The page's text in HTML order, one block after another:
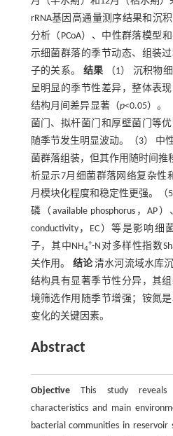
rRNA基因高通量测序结果和沉
分析（PCoA）、中性群落模型
示细菌群落的季节动态、组装
子的关系。 结果 （1） 沉积物
呈明显的季节性差异，整体表
结构月间差异显著（p<0.05）。
菌门、拟杆菌门和厚壁菌门等
随季节发生明显波动。（3） 中
菌群落组装，但其作用随时间推
析显示7月细菌群落网络复杂性
月模块化程度和稳定性更强。（
磷（available phosphorus，AP
conductivity，EC）等是影响
子，其中NH4
+-N对多样性指数
关作用。 结论清水河流域水库
结构具有显著季节性分异，其
境筛选作用随季节增强；铵氮
变化的关键因素。
Abstract
ObjectiveThis study reveals
characteristics and main
bacterial communities in reservoir